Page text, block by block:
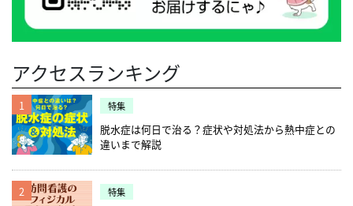
アクセスランキング
1 特集
脱水症は何日で治る？症状や対処法から熱中症との
違いまで解説
2 特集